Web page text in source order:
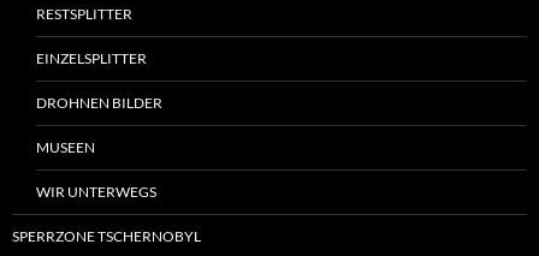
RESTSPLITTER
EINZELSPLITTER
DROHNEN BILDER
MUSEEN
WIR UNTERWEGS
SPERRZONE TSCHERNOBYL